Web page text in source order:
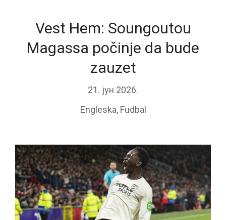
Vest Hem: Soungoutou
Magassa počinje da bude
zauzet
21. јун 2026.
Engleska, Fudbal